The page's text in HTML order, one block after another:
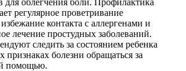
регулярное проветривание
контакта с аллергенами и
лечение простудных заболеваний.
следить за состоянием ребенка
признаках болезни обращаться за
помощью.